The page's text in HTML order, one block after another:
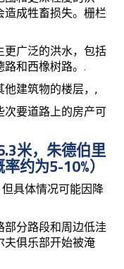
造成牲畜损失。栅栏
更广泛的洪水，包括
和西橡树路。.
他建筑物的楼层，,
次要道路上的房产可
米，朱德伯里
约为5-10%）
具体情况可能因降
部分路段和周边低洼
夫俱乐部开始被淹